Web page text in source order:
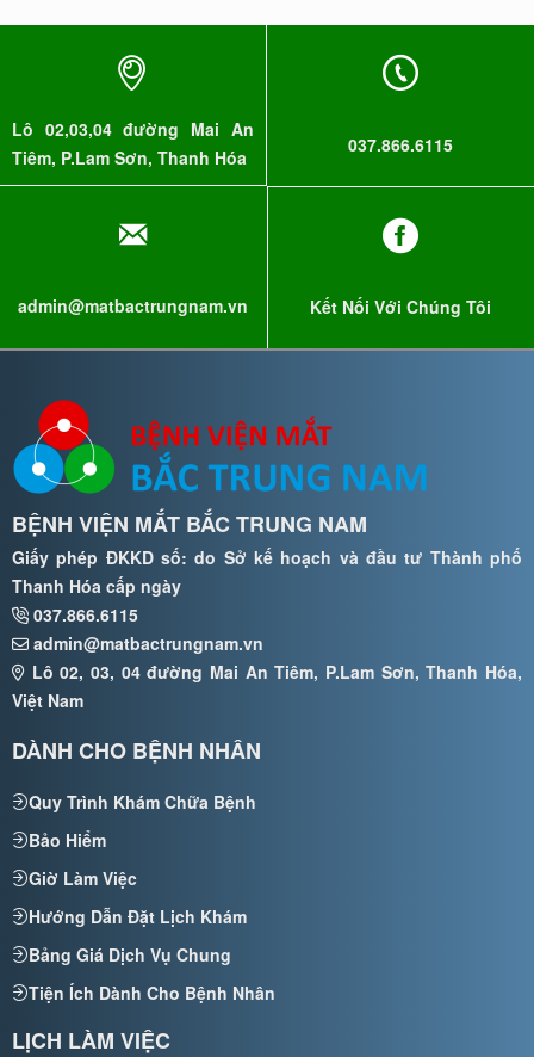
Lô 02,03,04 đường Mai An
Tiêm, P.Lam Sơn, Thanh Hóa
037.866.6115
admin@matbactrungnam.vn Kết Nối Với Chúng Tôi
BỆNH VIỆN MẮT BẮC TRUNG NAM
Giấy phép ĐKKD số: do Sở kế hoạch và đầu tư Thành phố
Thanh Hóa cấp ngày
037.866.6115
admin@matbactrungnam.vn
Lô 02, 03, 04 đường Mai An Tiêm, P.Lam Sơn, Thanh Hóa,
Việt Nam
DÀNH CHO BỆNH NHÂN
Quy Trình Khám Chữa Bệnh
Bảo Hiểm
Giờ Làm Việc
Hướng Dẫn Đặt Lịch Khám
Bảng Giá Dịch Vụ Chung
Tiện Ích Dành Cho Bệnh Nhân
LỊCH LÀM VIỆC